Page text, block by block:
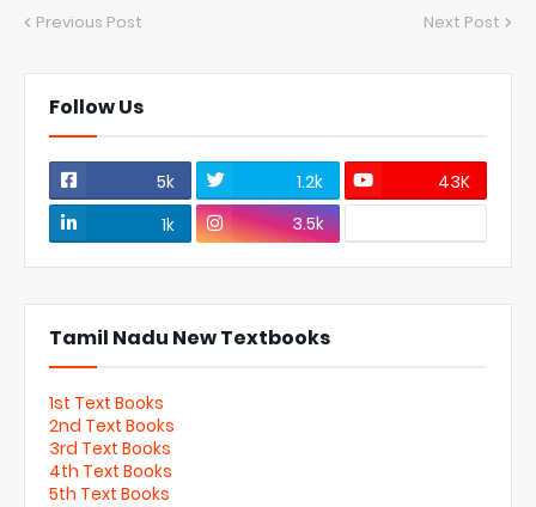
Previous Post Next Post
Follow Us
5k 1.2k
43K
1k
3.5k
Tamil Nadu New Textbooks
1st Text Books
2nd Text Books
3rd Text Books
4th Text Books
5th Text Books